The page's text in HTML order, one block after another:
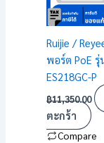
Ruijie /
พอร์ต PoE รุ่
ES218GC-P
฿11,350.00
ตะกร้า
Compare